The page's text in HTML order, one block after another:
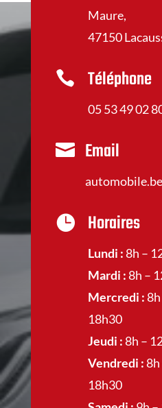
Maure,
47150
 Téléphone
05 53 49 02
 Email
 Horaires
Lundi :8h –
Mardi :8h –
Mercredi :
18h30
Jeudi :8h –
Vendredi :8h
18h30